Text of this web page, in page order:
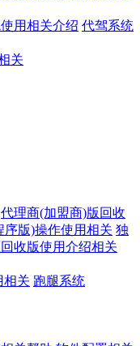
用相关介绍 代驾系统
关
代理商(加盟商)版回收
序版)操作使用相关 独
收版使用介绍相关
相关 跑腿系统